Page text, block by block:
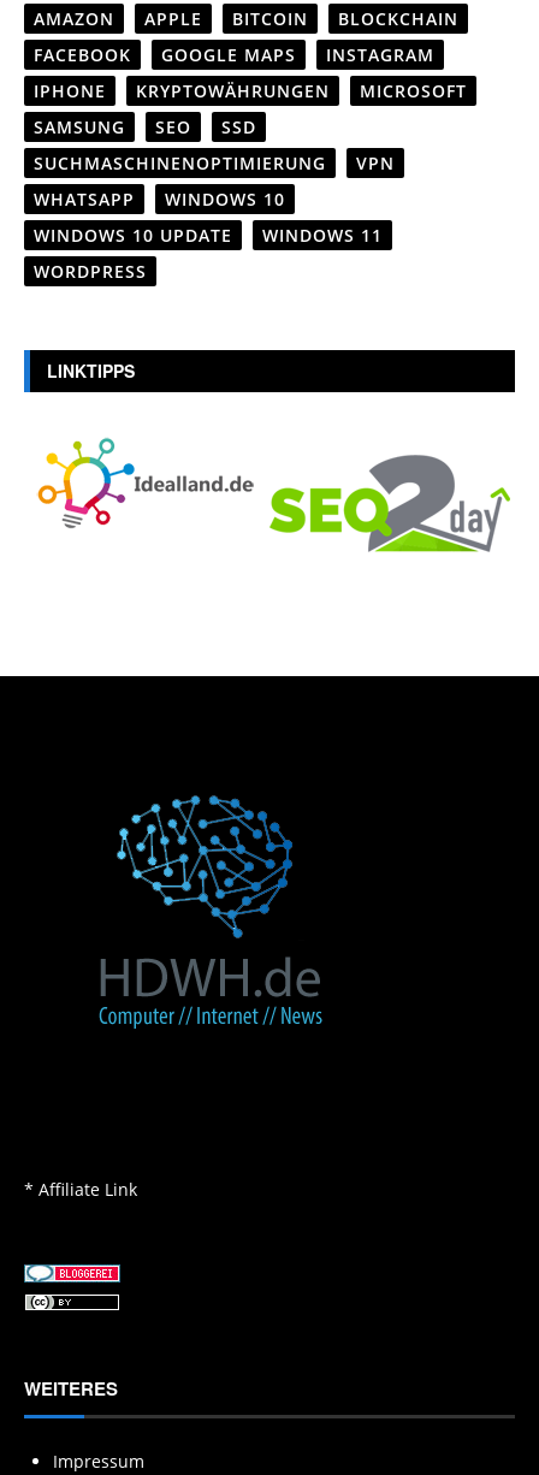
AMAZON APPLE BITCOIN
BLOCKCHAIN
FACEBOOK
GOOGLE MAPS
INSTAGRAM
IPHONE
KRYPTOWÄHRUNGEN
MICROSOFT
SAMSUNG
SEO
SSD
SUCHMASCHINENOPTIMIERUNG
VPN
WHATSAPP
WINDOWS 10
WINDOWS 10 UPDATE
WINDOWS 11
WORDPRESS
LINKTIPPS
* Affiliate Link
WEITERES
Impressum